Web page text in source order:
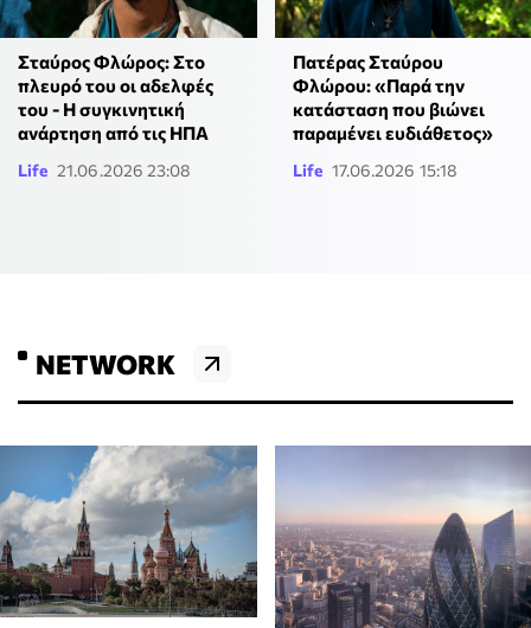
Σταύρος Φλώρος: Στο
πλευρό του οι αδελφές
του - Η συγκινητική
ανάρτηση από τις ΗΠΑ
Life 21.06.2026 23:08
Πατέρας Σταύρου
Φλώρου: «Παρά την
κατάσταση που βιώνει
παραμένει ευδιάθετος»
Life 17.06.2026 15:18
NETWORK